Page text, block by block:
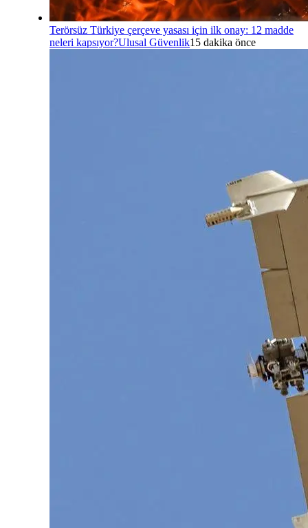
Terörsüz Türkiye çerçeve yasası için ilk onay: 12 madde
neleri kapsıyor?Ulusal Güvenlik15 dakika önce